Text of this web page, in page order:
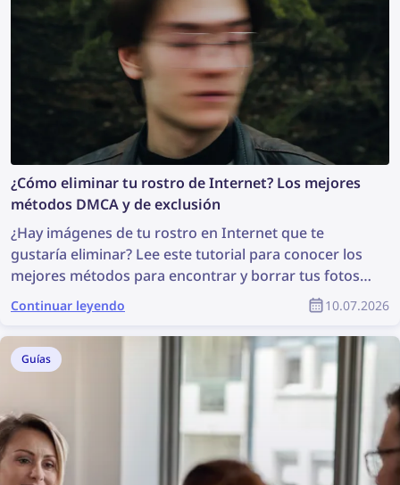
¿Cómo eliminar tu rostro de Internet? Los mejores
métodos DMCA y de exclusión
¿Hay imágenes de tu rostro en Internet que te
gustaría eliminar? Lee este tutorial para conocer los
mejores métodos para encontrar y borrar tus fotos
online.
Continuar leyendo 10.07.2026
Guías